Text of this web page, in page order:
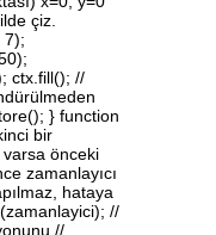
çiz.
7);
ctx.fill(); //
} function
bir
varsa önceki
zamanlayıcı
hataya
//
//